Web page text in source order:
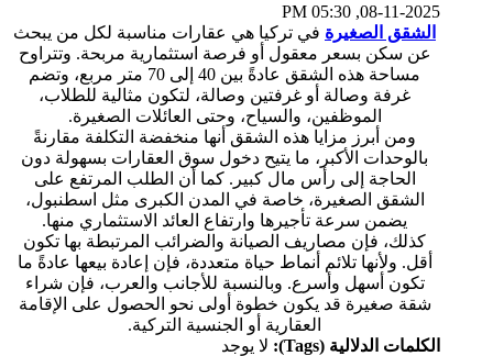
08-11-2025, 05:30 PM
الشقق الصغيرة في تركيا هي عقارات مناسبة لكل من يبحث
عن سكن بسعر معقول أو فرصة استثمارية مربحة. وتتراوح
مساحة هذه الشقق عادةً بين 40 إلى 70 متر مربع، وتضم
غرفة وصالة أو غرفتين وصالة، لتكون مثالية للطلاب،
الموظفين، والسياح، وحتى العائلات الصغيرة.
ومن أبرز مزايا هذه الشقق أنها منخفضة التكلفة مقارنةً
بالوحدات الأكبر، ما يتيح دخول سوق العقارات بسهولة دون
الحاجة إلى رأس مال كبير. كما أن الطلب المرتفع على
الشقق الصغيرة، خاصة في المدن الكبرى مثل اسطنبول،
يضمن سرعة تأجيرها وارتفاع العائد الاستثماري منها.
كذلك، فإن مصاريف الصيانة والضرائب المرتبطة بها تكون
أقل. ولأنها تلائم أنماط حياة متعددة، فإن إعادة بيعها عادةً ما
تكون أسهل وأسرع. وبالنسبة للأجانب والعرب، فإن شراء
شقة صغيرة قد يكون خطوة أولى نحو الحصول على الإقامة
العقارية أو الجنسية التركية.
الكلمات الدلالية (Tags):
لا يوجد